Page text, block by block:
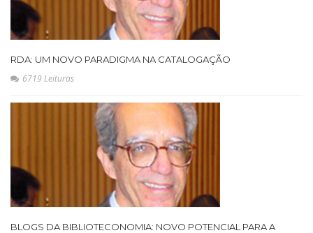
RDA: UM NOVO PARADIGMA NA CATALOGAÇÃO
6719 Leituras
BLOGS DA BIBLIOTECONOMIA: NOVO POTENCIAL PARA A